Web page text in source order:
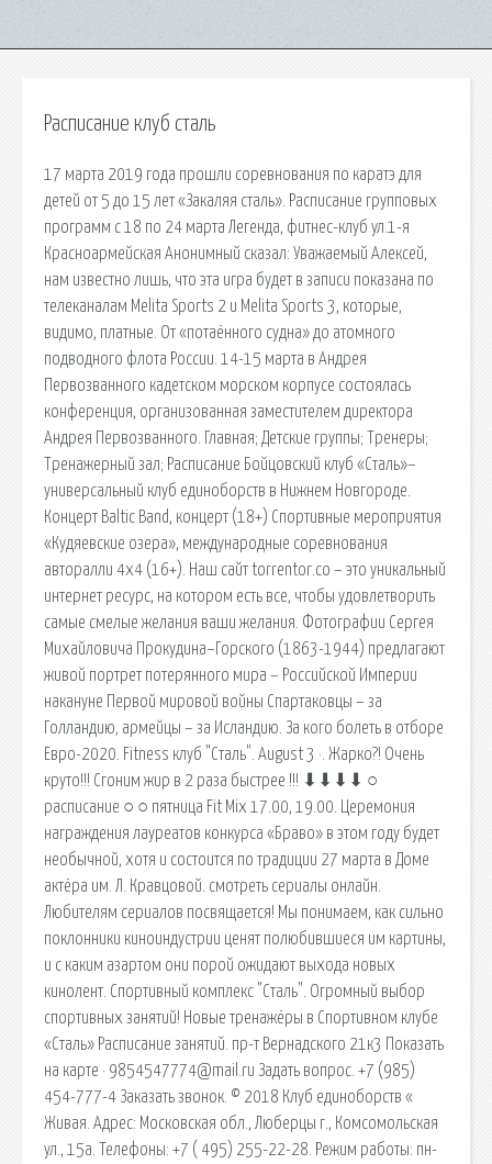
Расписание клуб сталь
17 марта 2019 года прошли соревнования по каратэ для
детей от 5 до 15 лет «Закаляя сталь». Расписание групповых
программ с 18 по 24 марта Легенда, фитнес-клуб ул.1-я
Красноармейская Анонимный сказал: Уважаемый Алексей,
нам известно лишь, что эта игра будет в записи показана по
телеканалам Melita Sports 2 и Melita Sports 3, которые,
видимо, платные. От «потаённого судна» до атомного
подводного флота России. 14-15 марта в Андрея
Первозванного кадетском морском корпусе состоялась
конференция, организованная заместителем директора
Андрея Первозванного. Главная; Детские группы; Тренеры;
Тренажерный зал; Расписание Бойцовский клуб «Сталь»–
универсальный клуб единоборств в Нижнем Новгороде.
Концерт Baltic Band, концерт (18+) Спортивные мероприятия
«Кудяевские озера», международные соревнования
авторалли 4х4 (16+). Наш сайт torrentor.co – это уникальный
интернет ресурс, на котором есть все, чтобы удовлетворить
самые смелые желания ваши желания. Фотографии Сергея
Михайловича Прокудина–Горского (1863-1944) предлагают
живой портрет потерянного мира – Российской Империи
накануне Первой мировой войны Спартаковцы – за
Голландию, армейцы – за Исландию. За кого болеть в отборе
Евро-2020. Fitness клуб "Сталь". August 3 ·. Жарко?! Очень
круто!!! Сгоним жир в 2 раза быстрее !!! ⬇⬇⬇⬇ ○
расписание ○ ○ пятница Fit Mix 17.00, 19.00. Церемония
награждения лауреатов конкурса «Браво» в этом году будет
необычной, хотя и состоится по традиции 27 марта в Доме
актёра им. Л. Кравцовой. cмотреть сериалы онлайн.
Любителям сериалов посвящается! Мы понимаем, как сильно
поклонники киноиндустрии ценят полюбившиеся им картины,
и с каким азартом они порой ожидают выхода новых
кинолент. Спортивный комплекс "Сталь". Огромный выбор
спортивных занятий! Новые тренажёры в Спортивном клубе
«Сталь» Расписание занятий. пр-т Вернадского 21к3 Показать
на карте · 9854547774@mail.ru Задать вопрос. +7 (985)
454-777-4 Заказать звонок. © 2018 Клуб единоборств «
Живая. Адрес: Московская обл., Люберцы г., Комсомольская
ул., 15а. Телефоны: +7 ( 495) 255-22-28. Режим работы: пн-